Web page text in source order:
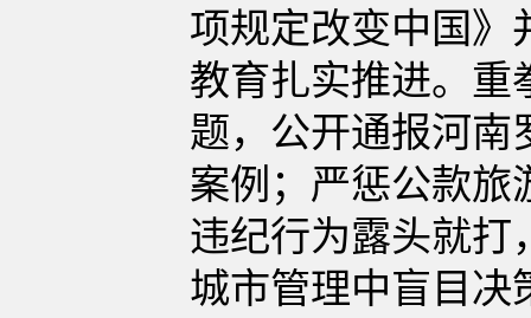
项规定改变中国》
教育扎实推进。重
题，公开通报河南
案例；严惩公款旅
违纪行为露头就打
城市管理中盲目决